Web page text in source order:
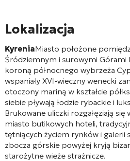
Lokalizacja
KyreniaMiasto położone
Śródziemnym i surowymi Górami
koroną północnego wybrzeża
wspaniały XVI-wieczny wenecki
otoczony mariną w kształcie
siebie pływają łodzie rybackie i
Brukowane uliczki rozgałęziają się
miasto butikowych hoteli,
tętniących życiem rynków i galerii
zbocza górskie powyżej kryją
starożytne wieże strażnicze.